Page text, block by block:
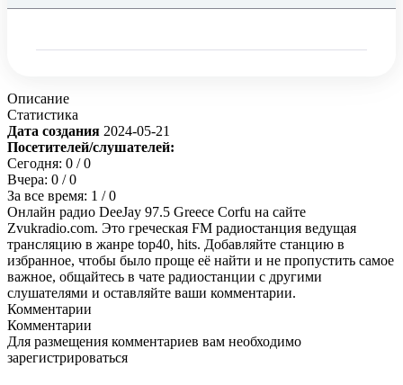
Описание
Статистика
Дата создания 2024-05-21
Посетителей/слушателей:
Сегодня: 0 / 0
Вчера: 0 / 0
За все время: 1 / 0
Онлайн радио DeeJay 97.5 Greece Corfu на сайте
Zvukradio.com. Это греческая FM радиостанция ведущая
трансляцию в жанре top40, hits. Добавляйте станцию в
избранное, чтобы было проще её найти и не пропустить самое
важное, общайтесь в чате радиостанции с другими
слушателями и оставляйте ваши комментарии.
Комментарии
Комментарии
Для размещения комментариев вам необходимо
зарегистрироваться